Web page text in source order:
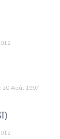
Août 1997